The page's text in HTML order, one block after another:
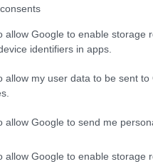
allow Google to enable storage
identifiers in apps.
allow my user data to be sent
allow Google to send me
allow Google to enable storage
ηλεκτρονικός.
1980. Έχει συνεργαστεί με
Διετέλεσε πρόεδρος του
τον οποίον υπηρέτησε
στο δ.σ. επί οκτώ χρόνια.
δημοσιογράφου στην
και στην επικοινωνία η